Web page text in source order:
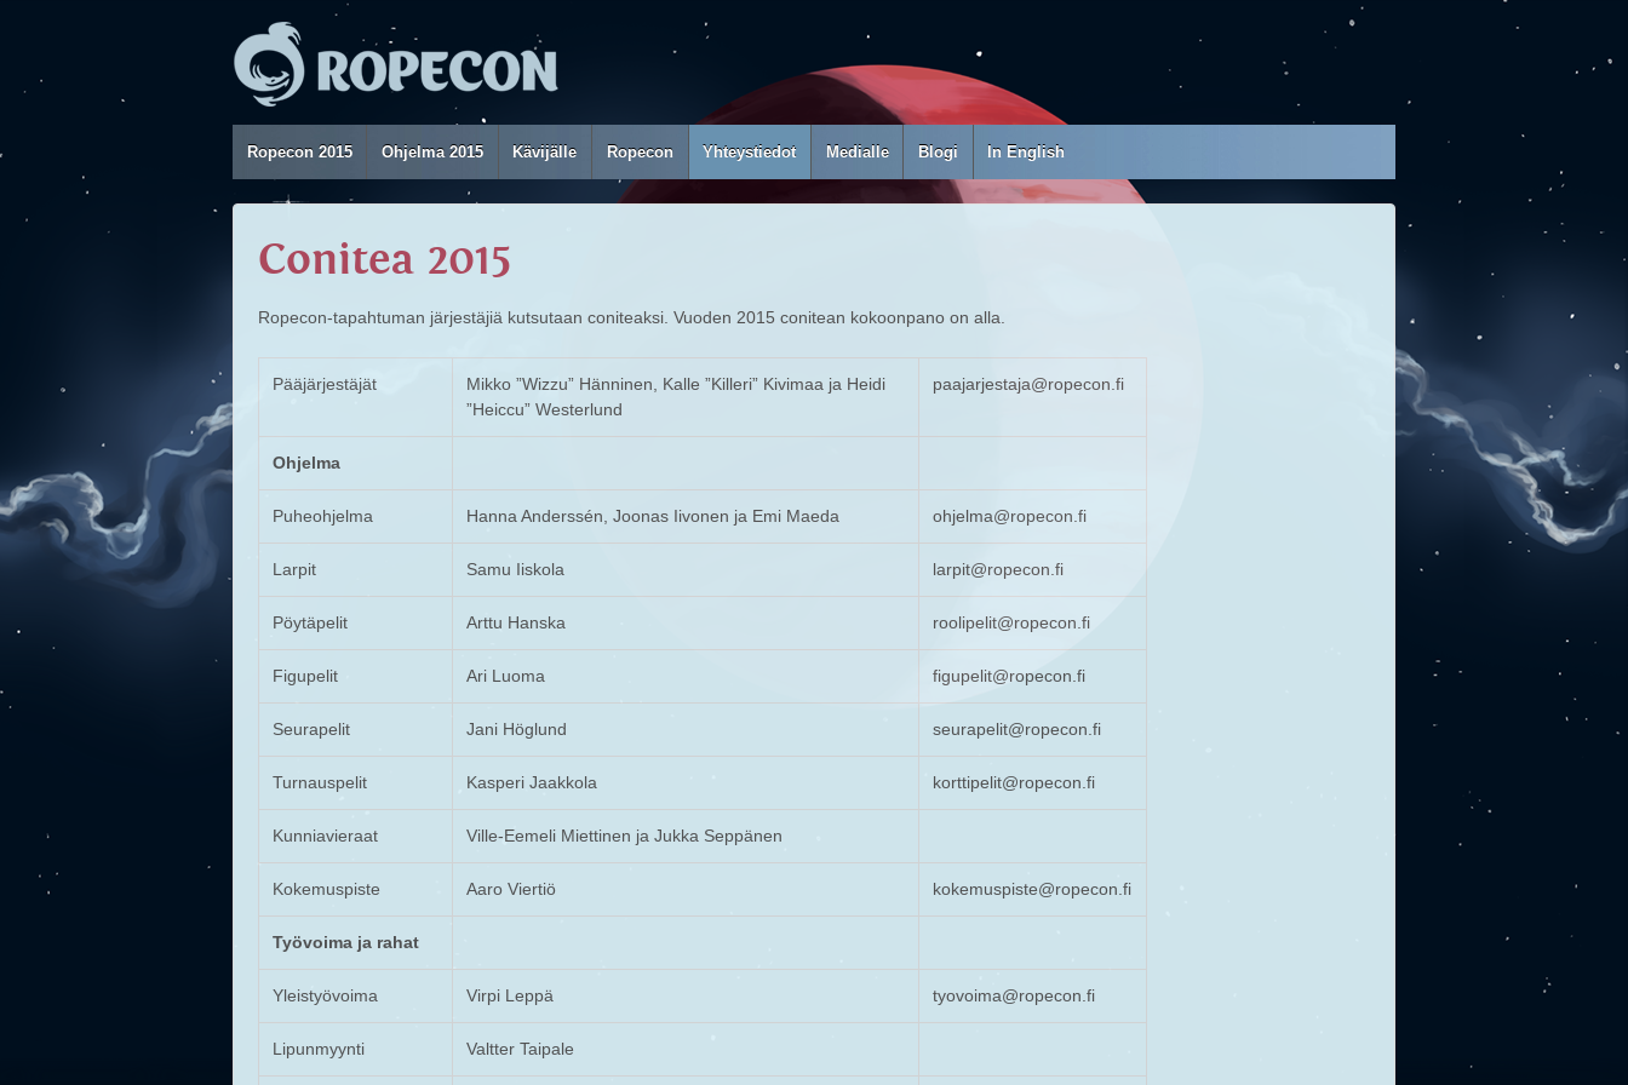
Ropecon 2015 Ohjelma 2015 Kävijälle Ropecon Yhteystiedot Medialle Blogi In English
Conitea 2015
Ropecon-tapahtuman järjestäjiä kutsutaan coniteaksi. Vuoden 2015 conitean kokoonpano on alla.
Pääjärjestäjät
Mikko ”Wizzu” Hänninen, Kalle ”Killeri” Kivimaa ja Heidi
”Heiccu” Westerlund
paajarjestaja@ropecon.fi
Ohjelma
Puheohjelma Hanna Anderssén, Joonas Iivonen ja Emi Maeda ohjelma@ropecon.fi
Larpit Samu Iiskola larpit@ropecon.fi
Pöytäpelit Arttu Hanska roolipelit@ropecon.fi
Figupelit Ari Luoma figupelit@ropecon.fi
Seurapelit Jani Höglund seurapelit@ropecon.fi
Turnauspelit Kasperi Jaakkola korttipelit@ropecon.fi
Kunniavieraat Ville-Eemeli Miettinen ja Jukka Seppänen
Kokemuspiste Aaro Viertiö kokemuspiste@ropecon.fi
Työvoima ja rahat
Yleistyövoima Virpi Leppä tyovoima@ropecon.fi
Lipunmyynti Valtter Taipale